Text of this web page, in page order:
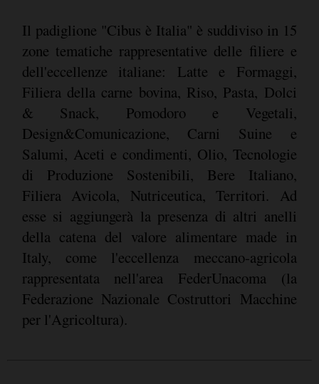
Il padiglione "Cibus è Italia" è suddiviso in 15
zone tematiche rappresentative delle filiere e
dell'eccellenze italiane: Latte e Formaggi,
Filiera della carne bovina, Riso, Pasta, Dolci
& Snack, Pomodoro e Vegetali,
Design&Comunicazione, Carni Suine e
Salumi, Aceti e condimenti, Olio, Tecnologie
di Produzione Sostenibili, Bere Italiano,
Filiera Avicola, Nutriceutica, Territori. Ad
esse si aggiungerà la presenza di altri anelli
della catena del valore alimentare made in
Italy, come l'eccellenza meccano-agricola
rappresentata nell'area FederUnacoma (la
Federazione Nazionale Costruttori Macchine
per l'Agricoltura).